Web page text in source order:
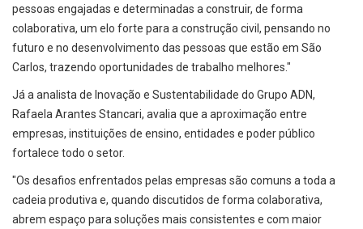
pessoas engajadas e determinadas a construir, de forma
colaborativa, um elo forte para a construção civil, pensando no
futuro e no desenvolvimento das pessoas que estão em São
Carlos, trazendo oportunidades de trabalho melhores."
Já a analista de Inovação e Sustentabilidade do Grupo ADN,
Rafaela Arantes Stancari, avalia que a aproximação entre
empresas, instituições de ensino, entidades e poder público
fortalece todo o setor.
"Os desafios enfrentados pelas empresas são comuns a toda a
cadeia produtiva e, quando discutidos de forma colaborativa,
abrem espaço para soluções mais consistentes e com maior